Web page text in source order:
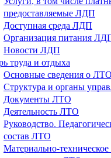
предоставляемые ЛДП
Доступная среда ЛДП
Организация питания
Новости ЛДП
труда и отдыха
Основные сведения о ЛТО
Структура и органы
Документы ЛТО
Деятельность ЛТО
Руководство.
состав ЛТО
Материально-